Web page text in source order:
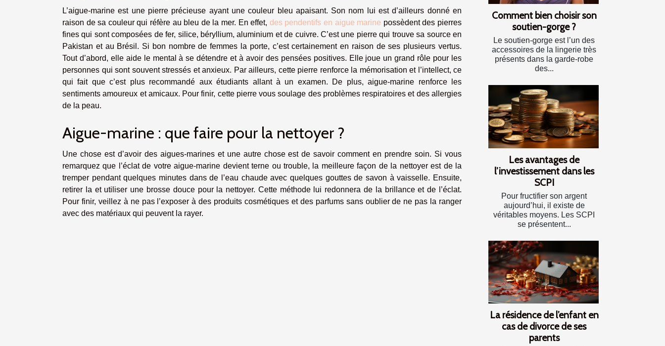
L’aigue-marine est une pierre précieuse ayant une couleur bleu apaisant. Son nom lui est d’ailleurs donné en
raison de sa couleur qui réfère au bleu de la mer. En effet, des pendentifs en aigue marine possèdent des pierres
fines qui sont composées de fer, silice, béryllium, aluminium et de cuivre. C’est une pierre qui trouve sa source en
Pakistan et au Brésil. Si bon nombre de femmes la porte, c’est certainement en raison de ses plusieurs vertus.
Tout d’abord, elle aide le mental à se détendre et à avoir des pensées positives. Elle joue un grand rôle pour les
personnes qui sont souvent stressés et anxieux. Par ailleurs, cette pierre renforce la mémorisation et l’intellect, ce
qui fait que c’est plus recommandé aux étudiants allant à un examen. De plus, aigue-marine renforce les
sentiments amoureux et amicaux. Pour finir, cette pierre vous soulage des problèmes respiratoires et des allergies
de la peau.
Aigue-marine : que faire pour la nettoyer ?
Une chose est d’avoir des aigues-marines et une autre chose est de savoir comment en prendre soin. Si vous
remarquez que l’éclat de votre aigue-marine devient terne ou trouble, la meilleure façon de la nettoyer est de la
tremper pendant quelques minutes dans de l’eau chaude avec quelques gouttes de savon à vaisselle. Ensuite,
retirer la et utiliser une brosse douce pour la nettoyer. Cette méthode lui redonnera de la brillance et de l’éclat.
Pour finir, veillez à ne pas l’exposer à des produits cosmétiques et des parfums sans oublier de ne pas la ranger
avec des matériaux qui peuvent la rayer.
Comment bien choisir son
soutien-gorge ?
Le soutien-gorge est l’un des
accessoires de la lingerie très
présents dans la garde-robe
des...
Les avantages de
l’investissement dans les
SCPI
Pour fructifier son argent
aujourd’hui, il existe de
véritables moyens. Les SCPI
se présentent...
La résidence de l’enfant en
cas de divorce de ses
parents